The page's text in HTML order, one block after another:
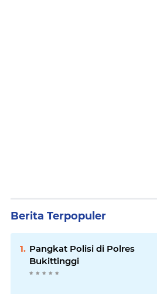
Berita Terpopuler
Pangkat Polisi di Polres
Bukittinggi